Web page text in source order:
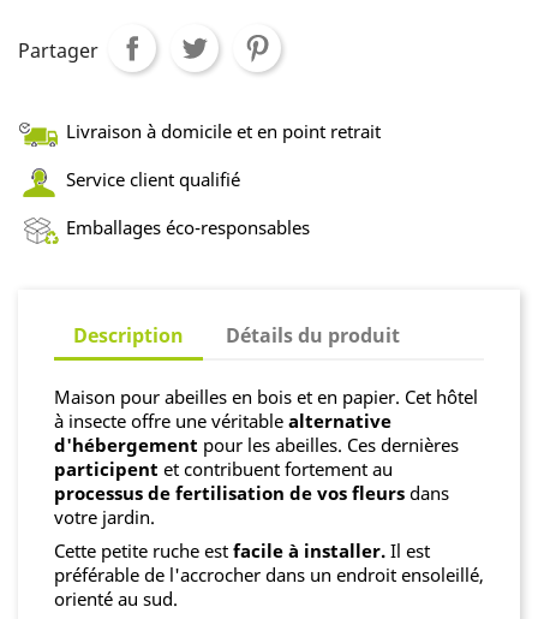
Partager
Livraison à domicile et en point retrait
Service client qualifié
Emballages éco-responsables
Description Détails du produit
Maison pour abeilles en bois et en papier. Cet hôtel
à insecte offre une véritable alternative
d'hébergement pour les abeilles. Ces dernières
participent et contribuent fortement au
processus de fertilisation de vos fleurs dans
votre jardin.
Cette petite ruche est facile à installer. Il est
préférable de l'accrocher dans un endroit ensoleillé,
orienté au sud.